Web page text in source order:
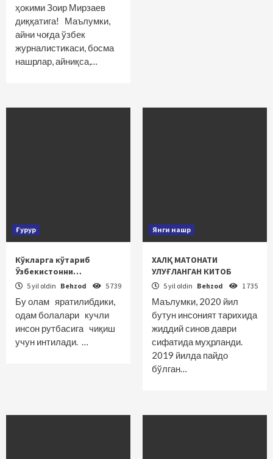
ҳокими Зоир Мирзаев
диққатига! Маълумки,
айни чоғда ўзбек
журналистикаси, босма
нашрлар, айниқса,…
Ғурур
Кўкларга кўтариб
Ўзбекистонни…
5 yil oldin Behzod 5 739
Бу олам яратилибдики,
одам болалари кучли
инсон рутбасига чиқиш
учун интилади. …
Янги нашр
ХАЛҚ МАТОНАТИ
УЛУҒЛАНГАН КИТОБ
5 yil oldin Behzod 1 735
Маълумки, 2020 йил
бутун инсоният тарихида
жиддий синов даври
сифатида муҳрланди.
2019 йилда пайдо
бўлган…